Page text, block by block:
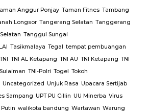
Anggur Ponjay Taman Fitnes Tambang
Longsor Tangerang Selatan Tanggerang
Selatan Tanggul Sungai
Tasikmalaya Tegal tempat pembuangan
TNI TNI AL Ketapang TNI AU TNI Ketapang TNI
TNI-Polri Togel Tokoh
Uncategorized Unjuk Rasa Upacara Sertijab
Sampang UPT PU Cillin UU Minerba Virus
walikota bandung Wartawan Warung